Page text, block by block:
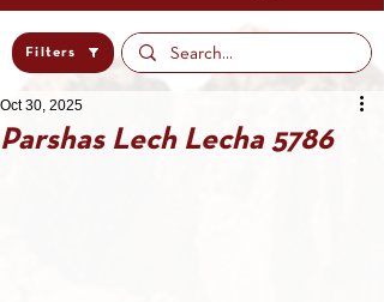
Filters
Parshas Lech Lecha 5786
Oct 30, 2025